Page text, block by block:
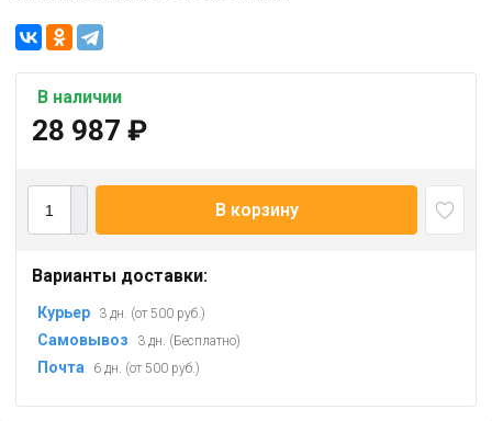
В наличии
28 987 ₽
В корзину
Варианты доставки:
Курьер 3 дн. (от 500 руб.)
Самовывоз 3 дн. (Бесплатно)
Почта 6 дн. (от 500 руб.)